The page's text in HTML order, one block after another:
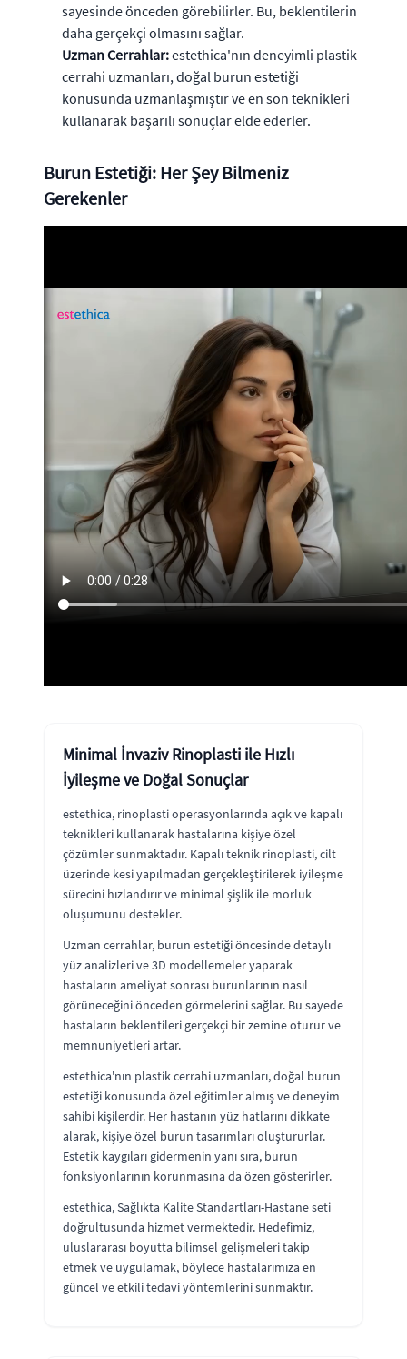
sayesinde önceden görebilirler. Bu, beklentilerin
daha gerçekçi olmasını sağlar.
Uzman Cerrahlar:estethica'nın deneyimli plastik
cerrahi uzmanları, doğal burun estetiği
konusunda uzmanlaşmıştır ve en son teknikleri
kullanarak başarılı sonuçlar elde ederler.
Burun Estetiği: Her Şey Bilmeniz
Gerekenler
Minimal İnvaziv Rinoplasti ile Hızlı
İyileşme ve Doğal Sonuçlar
estethica, rinoplasti operasyonlarında açık ve kapalı
teknikleri kullanarak hastalarına kişiye özel
çözümler sunmaktadır. Kapalı teknik rinoplasti, cilt
üzerinde kesi yapılmadan gerçekleştirilerek iyileşme
sürecini hızlandırır ve minimal şişlik ile morluk
oluşumunu destekler.
Uzman cerrahlar, burun estetiği öncesinde detaylı
yüz analizleri ve 3D modellemeler yaparak
hastaların ameliyat sonrası burunlarının nasıl
görüneceğini önceden görmelerini sağlar. Bu sayede
hastaların beklentileri gerçekçi bir zemine oturur ve
memnuniyetleri artar.
estethica'nın plastik cerrahi uzmanları, doğal burun
estetiği konusunda özel eğitimler almış ve deneyim
sahibi kişilerdir. Her hastanın yüz hatlarını dikkate
alarak, kişiye özel burun tasarımları oluştururlar.
Estetik kaygıları gidermenin yanı sıra, burun
fonksiyonlarının korunmasına da özen gösterirler.
estethica, Sağlıkta Kalite Standartları-Hastane seti
doğrultusunda hizmet vermektedir. Hedefimiz,
uluslararası boyutta bilimsel gelişmeleri takip
etmek ve uygulamak, böylece hastalarımıza en
güncel ve etkili tedavi yöntemlerini sunmaktır.